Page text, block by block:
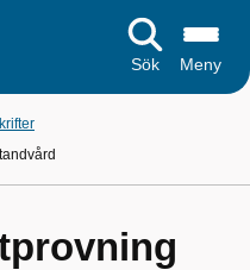
Sök Meny